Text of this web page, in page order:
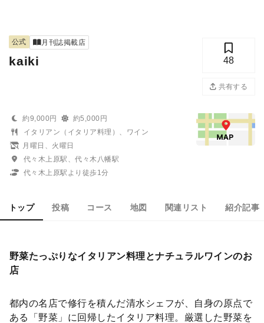
公式 月刊誌掲載店
kaiki 48
共有する
約9,000円
約5,000円
イタリアン（イタリア料理）、ワイン
月曜日、火曜日
代々木上原駅、代々木八幡駅
代々木上原駅より徒歩1分
トップ 投稿 コース 地図 関連リスト 紹介記事
野菜たっぷりなイタリアン料理とナチュラルワインのお
店
都内の名店で修行を積んだ清水シェフが、自身の原点で
ある「野菜」に回帰したイタリア料理。厳選した野菜を